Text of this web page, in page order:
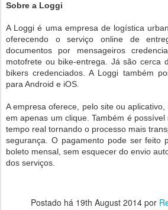
Sobre a Loggi
A Loggi é uma empresa de logística
oferecendo o serviço online de
documentos por mensageiros
motofrete ou bike-entrega. Já são cerca
bikers credenciados. A Loggi também
para Android e iOS.
A empresa oferece, pelo site ou
em apenas um clique. Também é
tempo real tornando o processo mais
segurança. O pagamento pode ser feito
boleto mensal, sem esquecer do envio
dos serviços.
Postado há 19th August 2014por